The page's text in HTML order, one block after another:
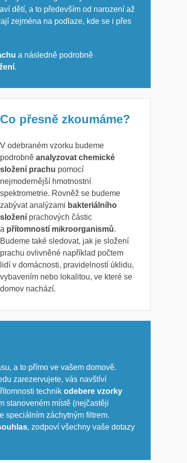
dětí, a to především od narození až
zejména na podlaze, kde se i přes
a následně podrobně
.
Co přesně zkoumáme?
V odebraném vzorku budeme
podrobně analyzovat chemické
složení prachu pomocí
nejmodernější hmotnostní
spektrometrie. Rovněž se budeme
zabývat analýzami bakteriálního
složení prachových částic
a přítomností mikroorganismů.
Budeme také sledovat, jak je složení
prachu ovlivněné například počtem
lidí v domácnosti, pravidelností úklidu,
vybavením nebo lokalitou, ve které se
domov nachází.
a to přímo ve vašem domově.
zarezervujete, vás navštíví
technik odebere vzorky
stanoveném místě (nejčastěji
speciálním záchytným filtrem.
, zodpoví všechny vaše dotazy